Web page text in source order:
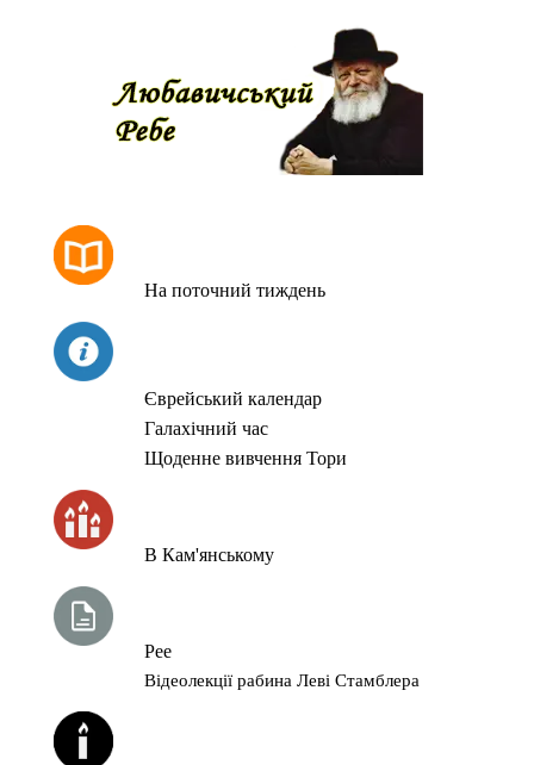
На поточний тиждень
Єврейський календар
Галахічний час
Щоденне вивчення Тори
В Кам'янському
Рее
Відеолекції рабина Леві Стамблера